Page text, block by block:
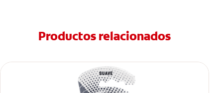
Productos relacionados